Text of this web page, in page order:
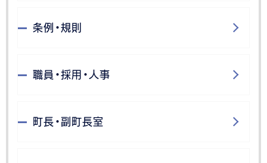
条例・規則
職員・採用・人事
町長・副町長室